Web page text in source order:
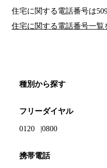
住宅に関する電話番号は
住宅に関する電話番号一覧
種別から探す
フリーダイヤル
0120 0800
携帯電話